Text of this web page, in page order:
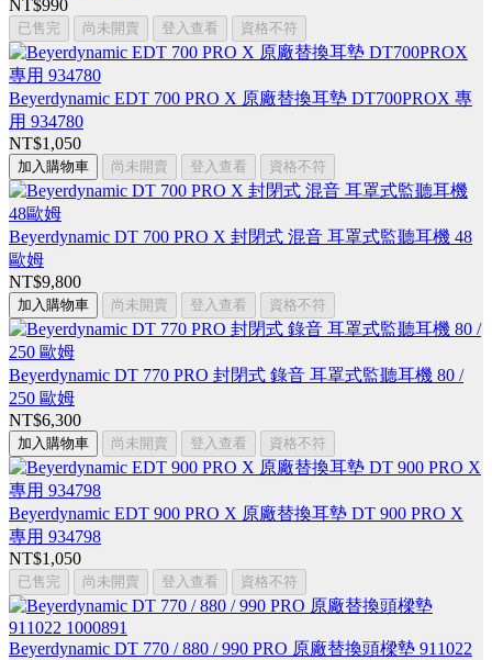
NT$990
已售完 尚未開賣 登入查看 資格不符
Beyerdynamic EDT 700 PRO X 原廠替換耳墊 DT700PROX 專
用 934780
NT$1,050
加入購物車 尚未開賣 登入查看 資格不符
Beyerdynamic DT 700 PRO X 封閉式 混音 耳罩式監聽耳機 48
歐姆
NT$9,800
加入購物車 尚未開賣 登入查看 資格不符
Beyerdynamic DT 770 PRO 封閉式 錄音 耳罩式監聽耳機 80 /
250 歐姆
NT$6,300
加入購物車 尚未開賣 登入查看 資格不符
Beyerdynamic EDT 900 PRO X 原廠替換耳墊 DT 900 PRO X
專用 934798
NT$1,050
已售完 尚未開賣 登入查看 資格不符
Beyerdynamic DT 770 / 880 / 990 PRO 原廠替換頭樑墊 911022